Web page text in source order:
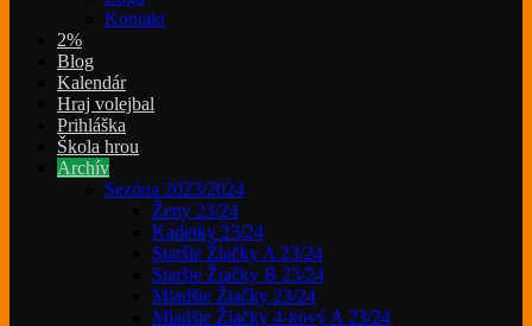
Kontakt
2%
Blog
Kalendár
Hraj volejbal
Prihláška
Škola hrou
Archív
Sezóna 2023/2024
Ženy 23/24
Kadetky 23/24
Staršie Žiačky A 23/24
Staršie Žiačky B 23/24
Mladšie Žiačky 23/24
Mladšie Žiačky 4-kový A 23/24